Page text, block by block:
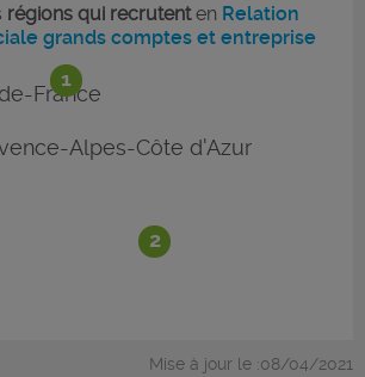
1
2
régions qui recrutenten Relation
grands comptes et entreprise
France
Alpes-Côte d'Azur
Mise à jour le :08/04/2021